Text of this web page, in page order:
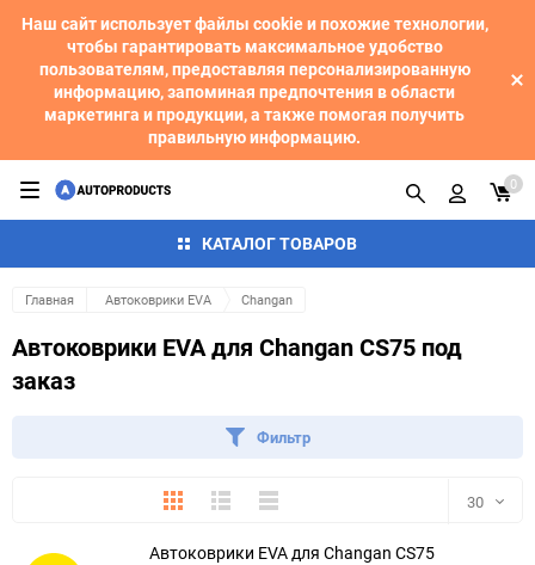
Наш сайт использует файлы cookie и похожие технологии,
чтобы гарантировать максимальное удобство
пользователям, предоставляя персонализированную
информацию, запоминая предпочтения в области
маркетинга и продукции, а также помогая получить
правильную информацию.
КАТАЛОГ ТОВАРОВ
0
Главная Автоковрики EVA Changan
Автоковрики EVA для Changan CS75 под
заказ
Фильтр
ПлиткаПодробноКомпактно 30
Автоковрики EVA для Changan CS75